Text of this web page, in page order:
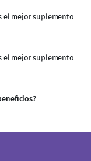
el mejor suplemento
el mejor suplemento